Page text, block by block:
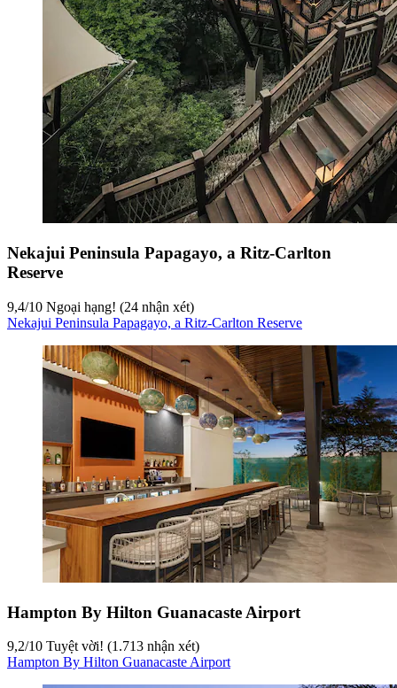
Nekajui Peninsula Papagayo, a Ritz-Carlton
Reserve
9,4/10 Ngoại hạng! (24 nhận xét)
Nekajui Peninsula Papagayo, a Ritz-Carlton Reserve
Hampton By Hilton Guanacaste Airport
9,2/10 Tuyệt vời! (1.713 nhận xét)
Hampton By Hilton Guanacaste Airport